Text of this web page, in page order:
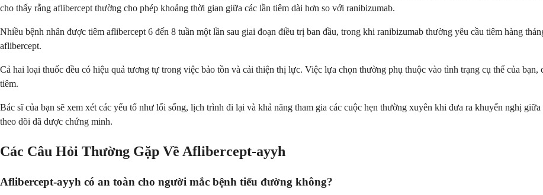
cho thấy rằng aflibercept thường cho phép khoảng thời gian giữa các lần tiêm dài hơn so với ranibizumab.
Nhiều bệnh nhân được tiêm aflibercept 6 đến 8 tuần một lần sau giai đoạn điều trị ban đầu, trong khi ranibizumab thường yêu cầu tiêm hàng
aflibercept.
Cả hai loại thuốc đều có hiệu quả tương tự trong việc bảo tồn và cải thiện thị lực. Việc lựa chọn thường phụ thuộc vào tình trạng cụ thể của
tiêm.
Bác sĩ của bạn sẽ xem xét các yếu tố như lối sống, lịch trình đi lại và khả năng tham gia các cuộc hẹn thường xuyên khi đưa ra khuyến nghị
theo dõi đã được chứng minh.
Các Câu Hỏi Thường Gặp Về Aflibercept-ayyh
Aflibercept-ayyh có an toàn cho người mắc bệnh tiểu đường không?